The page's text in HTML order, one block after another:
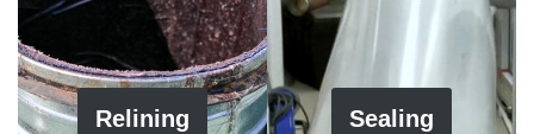
Relining Sealing